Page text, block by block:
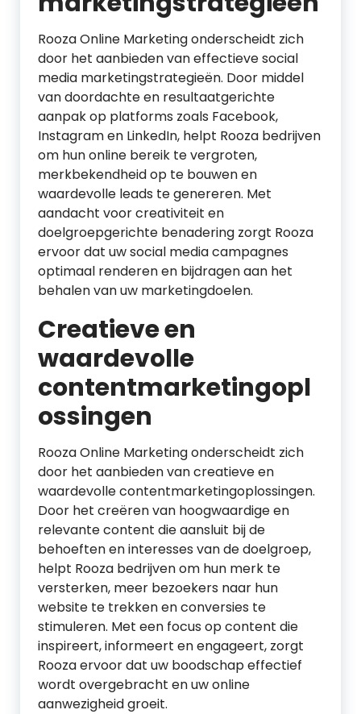
Rooza Online Marketing onderscheidt zich
door het aanbieden van effectieve social
media marketingstrategieën. Door middel
van doordachte en resultaatgerichte
aanpak op platforms zoals Facebook,
Instagram en LinkedIn, helpt Rooza bedrijven
om hun online bereik te vergroten,
merkbekendheid op te bouwen en
waardevolle leads te genereren. Met
aandacht voor creativiteit en
doelgroepgerichte benadering zorgt Rooza
ervoor dat uw social media campagnes
optimaal renderen en bijdragen aan het
behalen van uw marketingdoelen.
Creatieve en
waardevolle
contentmarketingopl
ossingen
Rooza Online Marketing onderscheidt zich
door het aanbieden van creatieve en
waardevolle contentmarketingoplossingen.
Door het creëren van hoogwaardige en
relevante content die aansluit bij de
behoeften en interesses van de doelgroep,
helpt Rooza bedrijven om hun merk te
versterken, meer bezoekers naar hun
website te trekken en conversies te
stimuleren. Met een focus op content die
inspireert, informeert en engageert, zorgt
Rooza ervoor dat uw boodschap effectief
wordt overgebracht en uw online
aanwezigheid groeit.